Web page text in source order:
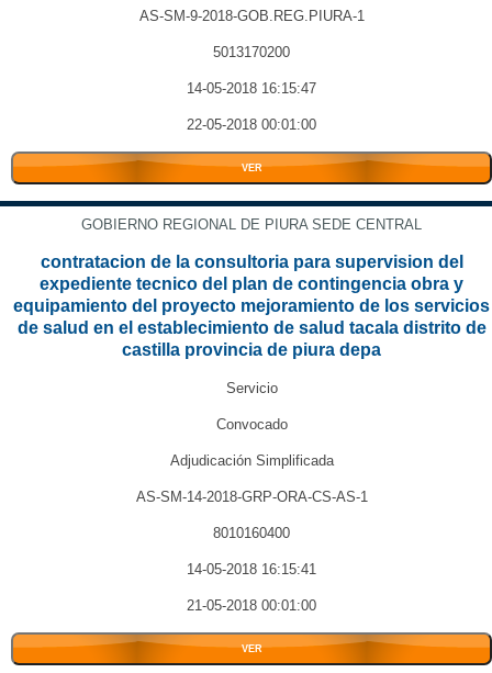
AS-SM-9-2018-GOB.REG.PIURA-1
5013170200
14-05-2018 16:15:47
22-05-2018 00:01:00
VER
GOBIERNO REGIONAL DE PIURA SEDE CENTRAL
contratacion de la consultoria para supervision del
expediente tecnico del plan de contingencia obra y
equipamiento del proyecto mejoramiento de los servicios
de salud en el establecimiento de salud tacala distrito de
castilla provincia de piura depa
Servicio
Convocado
Adjudicación Simplificada
AS-SM-14-2018-GRP-ORA-CS-AS-1
8010160400
14-05-2018 16:15:41
21-05-2018 00:01:00
VER